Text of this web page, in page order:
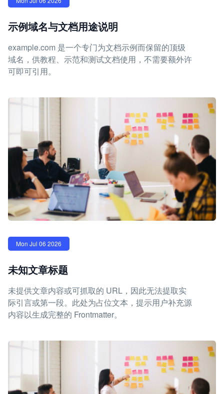
示例域名与文档用途说明
example.com 是一个专门为文档示例而保留的顶级
域名，供教程、示范和测试文档使用，不需要额外许
可即可引用。
Mon Jul 06 2026
未知文章标题
未提供文章内容或可抓取的 URL，因此无法提取实
际引言或第一段。此处为占位文本，提示用户补充源
内容以生成完整的 Frontmatter。